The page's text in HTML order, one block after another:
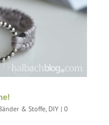
& Stoffe, DIY| 0